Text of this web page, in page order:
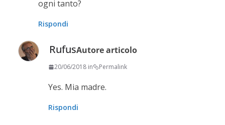
ogni tanto?
Rispondi
RufusAutore articolo
20/06/2018 in Permalink
Yes. Mia madre.
Rispondi